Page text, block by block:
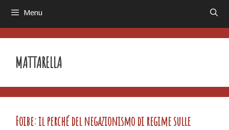
Menu
MATTARELLA
Foibe: il perché del negazionismo di regime sulle